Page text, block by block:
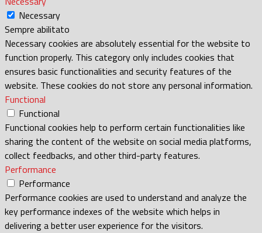
Necessary
Sempre abilitato
Necessary cookies are absolutely essential for the website to
function properly. This category only includes cookies that
ensures basic functionalities and security features of the
website. These cookies do not store any personal information.
Functional
Functional
Functional cookies help to perform certain functionalities like
sharing the content of the website on social media platforms,
collect feedbacks, and other third-party features.
Performance
Performance
Performance cookies are used to understand and analyze the
key performance indexes of the website which helps in
delivering a better user experience for the visitors.